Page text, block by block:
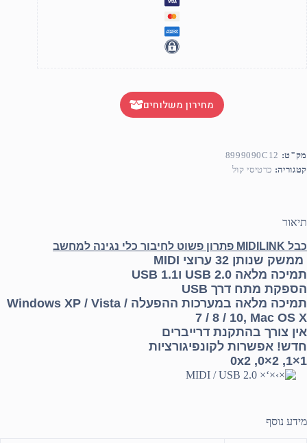
מחירון משלוחים
מק"ט: 8999090C12
קטגוריה: כרטיסי קול
תיאור
כבל MIDILINK פתרון פשוט לחיבור כלי נגינה למחשב
ממשק שנותן 32 ערוצי MIDI
תמיכה מלאה USB 2.0 וUSB 1.1
הספקת מתח דרך USB
תמיכה מלאה במערכות ההפעלה Windows XP / Vista /
7 / 8 / 10, Mac OS X
אין צורך בהתקנת דרייברים
חדש! אפשרות לקונפיגורציות
1×1, 2×0, 0x2
מידע נוסף